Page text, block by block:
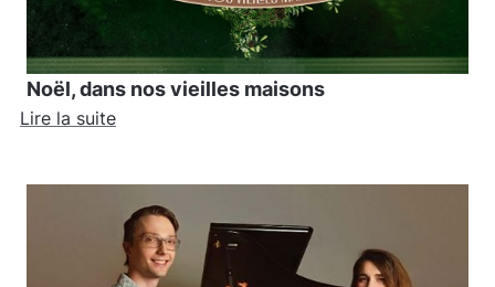
Noël, dans nos vieilles maisons
Lire la suite